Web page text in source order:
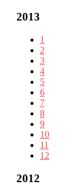
2013
1
2
3
4
5
6
7
8
9
10
11
12
2012